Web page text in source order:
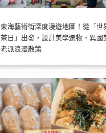
東海藝術街深度漫遊地圖！從「世
茶日」出發，設計美學選物、異國
老派浪漫散策